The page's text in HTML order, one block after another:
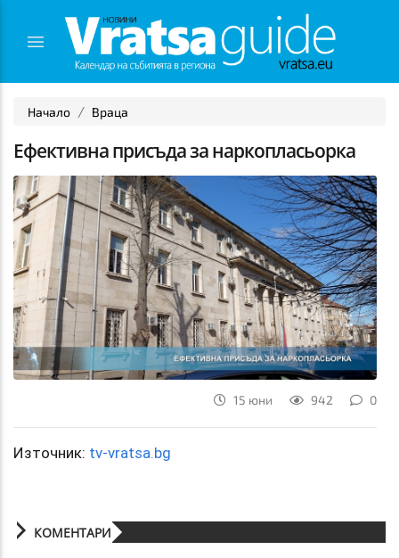
Начало Враца
Ефективна присъда за наркопласьорка
15 юни 942 0
Източник: tv-vratsa.bg
КОМЕНТАРИ